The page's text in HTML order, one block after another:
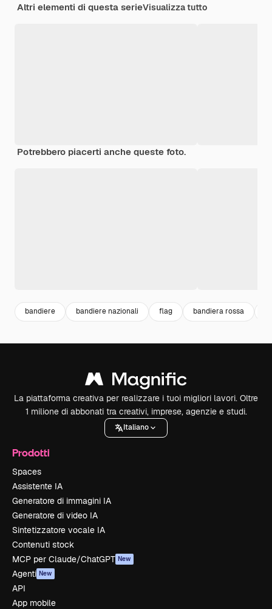
Altri elementi di questa serieVisualizza tutto
Potrebbero piacerti anche queste foto.
bandiere bandiere nazionali flag bandiera rossa
La piattaforma creativa per realizzare i tuoi migliori lavori. Oltre
1 milione di abbonati tra creativi, imprese, agenzie e studi.
Italiano
Prodotti
Spaces
Assistente IA
Generatore di immagini IA
Generatore di video IA
Sintetizzatore vocale IA
Contenuti stock
MCP per Claude/ChatGPT New
Agenti New
API
App mobile